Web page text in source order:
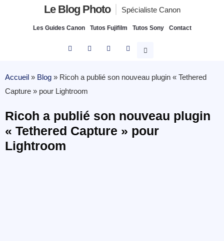
Le Blog Photo Spécialiste Canon
Les Guides Canon Tutos Fujifilm Tutos Sony Contact
Accueil » Blog » Ricoh a publié son nouveau plugin « Tethered
Capture » pour Lightroom
Ricoh a publié son nouveau plugin
« Tethered Capture » pour
Lightroom